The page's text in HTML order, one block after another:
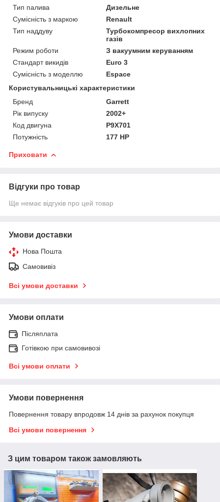
Тип палива
Дизельне
Сумісність з маркою
Renault
Тип наддуву
Турбокомпресор вихлопних
газів
Режим роботи
З вакуумним керуванням
Стандарт викидів
Euro 3
Сумісність з моделлю
Espace
Користувальницькі характеристики
Бренд
Garrett
Рік випуску
2002+
Код двигуна
P9X701
Потужність
177 HP
Приховати
Відгуки про товар
Ще немає відгуків про цей товар
Умови доставки
Нова Пошта
Самовивіз
Всі умови доставки
Умови оплати
Післяплата
Готівкою при самовивозі
Всі умови оплати
Умови повернення
Повернення товару впродовж 14 днів за рахунок покупця
Всі умови повернення
З цим товаром також замовляють